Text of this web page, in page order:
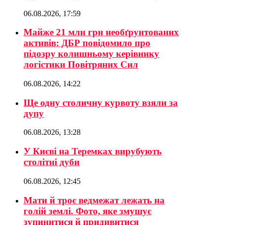
06.08.2026, 17:59
Майже 21 млн грн необґрунтованих
активів: ДБР повідомило про
підозру колишньому керівнику
логістики Повітряних Сил
06.08.2026, 14:22
Ще одну столичну курвоту взяли за
дупу
06.08.2026, 13:28
У Києві на Теремках вирубують
столітні дуби
06.08.2026, 12:45
Мати й троє ведмежат лежать на
голій землі. Фото, яке змушує
зупинитися й придивитися